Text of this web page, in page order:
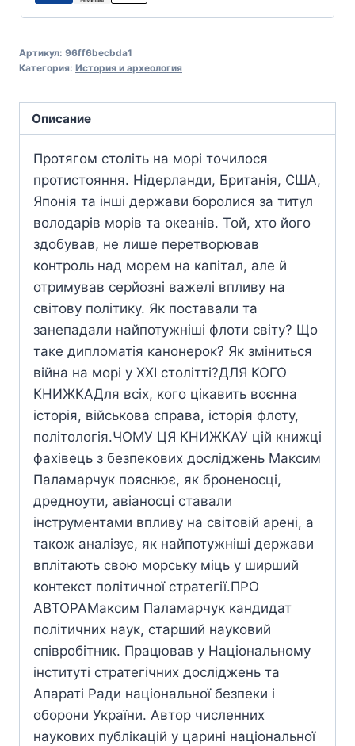
Артикул: 96ff6becbda1
Категория: История и археология
Описание
Протягом століть на морі точилося
протистояння. Нідерланди, Британія, США,
Японія та інші держави боролися за титул
володарів морів та океанів. Той, хто його
здобував, не лише перетворював
контроль над морем на капітал, але й
отримував серйозні важелі впливу на
світову політику. Як поставали та
занепадали найпотужніші флоти світу? Що
таке дипломатія канонерок? Як зміниться
війна на морі у XXI столітті?ДЛЯ КОГО
КНИЖКАДля всіх, кого цікавить воєнна
історія, військова справа, історія флоту,
політологія.ЧОМУ ЦЯ КНИЖКАУ цій книжці
фахівець з безпекових досліджень Максим
Паламарчук пояснює, як броненосці,
дредноути, авіаносці ставали
інструментами впливу на світовій арені, а
також аналізує, як найпотужніші держави
вплітають свою морську міць у ширший
контекст політичної стратегії.ПРО
АВТОРАМаксим Паламарчук кандидат
політичних наук, старший науковий
співробітник. Працював у Національному
інституті стратегічних досліджень та
Апараті Ради національної безпеки і
оборони України. Автор численних
наукових публікацій у царині національної